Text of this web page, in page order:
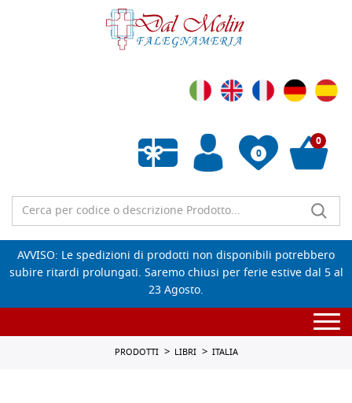
0
Wishlist vuota
0
AVVISO: Le spedizioni di prodotti non disponibili potrebbero
subire ritardi prolungati. Saremo chiusi per ferie estive dal 5 al
23 Agosto.
PRODOTTI LIBRI ITALIA